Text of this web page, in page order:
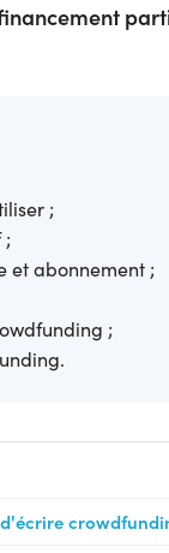
;
;
et abonnement ;
;